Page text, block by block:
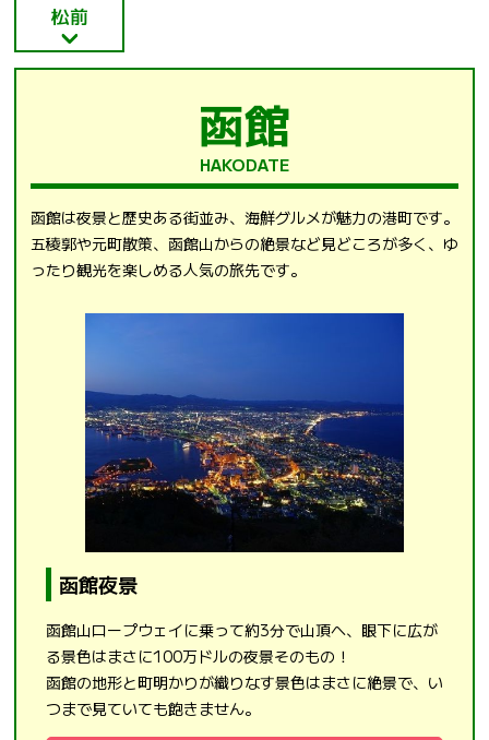
松前
函館
HAKODATE
函館は夜景と歴史ある街並み、海鮮グルメが魅力の港町です。
五稜郭や元町散策、函館山からの絶景など見どころが多く、ゆ
ったり観光を楽しめる人気の旅先です。
函館夜景
函館山ロープウェイに乗って約3分で山頂へ、眼下に広が
る景色はまさに100万ドルの夜景そのもの！
函館の地形と町明かりが織りなす景色はまさに絶景で、い
つまで見ていても飽きません。